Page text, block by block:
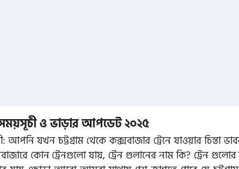
সময়সূচী ও ভাড়ার আপডেট ২০২৫
আপনি যখন চট্টগ্রাম থেকে কক্সবাজার ট্রেনে যাওয়ার
কোন ট্রেনগুলো যায়, ট্রেন গুলানের নাম কি? ট্রেন